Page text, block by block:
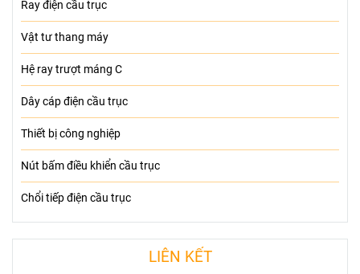
Palang Nhật đã qua sử dụng
Dầm biên cầu trục
Điều khiển từ xa
Cổ góp điện
Motor dầm biên
Bánh xe cầu trục